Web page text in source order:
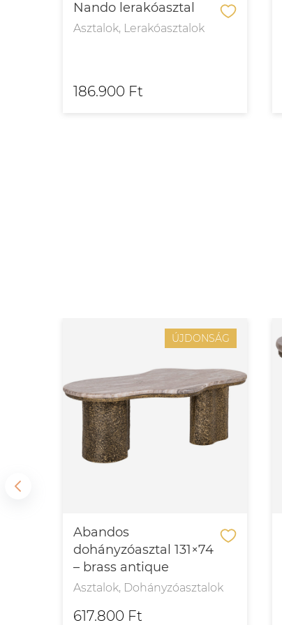
Nando lerakóasztal
Asztalok, Lerakóasztalok
186.900 Ft
ÚJDONSÁG
Abandos
dohányzóasztal 131×74
– brass antique
Asztalok, Dohányzóasztalok
617.800 Ft